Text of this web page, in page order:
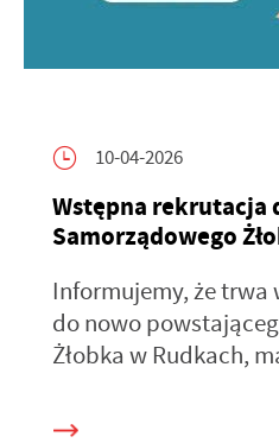
10-04-2026
Wstępna rekrutacja
Samorządowego
Informujemy, że
do nowo
Żłobka w Rudkach,